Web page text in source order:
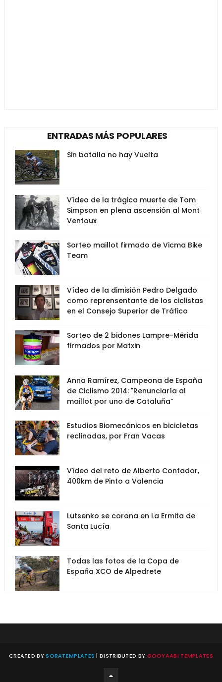
ENTRADAS MÁS POPULARES
Sin batalla no hay Vuelta
Vídeo de la trágica muerte de Tom
Simpson en plena ascensión al Mont
Ventoux
Sorteo maillot firmado de Vicma Bike
Team
Vídeo de la dimisión Pedro Delgado
como reprensentante de los ciclistas
en el Consejo Superior de Tráfico
Sorteo de 2 bidones Lampre-Mérida
firmados por Matxin
Anna Ramírez, Campeona de España
de Ciclismo 2014: "Renunciaría al
maillot por uno de Cataluña”
Estudios Biomecánicos en bicicletas
reclinadas, por Fran Vacas
Vídeo del reto de Alberto Contador,
400km de Pinto a Valencia
Lutsenko se corona en La Ermita de
Santa Lucía
Todas las fotos de la Copa de
España XCO de Alpedrete
CREATED BYSORATEMPLATES | DISTRIBUTED BY GOOYAABI TEMPLATES